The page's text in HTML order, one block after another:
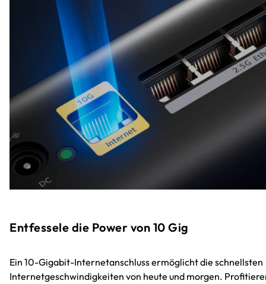
Entfessele die Power von 10 Gig
Ein 10-Gigabit-Internetanschluss ermöglicht die schnellsten
Internetgeschwindigkeiten von heute und morgen.